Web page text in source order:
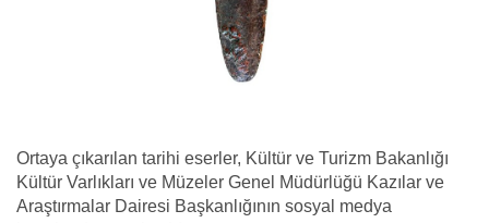
Ortaya çıkarılan tarihi eserler, Kültür ve Turizm Bakanlığı
Kültür Varlıkları ve Müzeler Genel Müdürlüğü Kazılar ve
Araştırmalar Dairesi Başkanlığının sosyal medya